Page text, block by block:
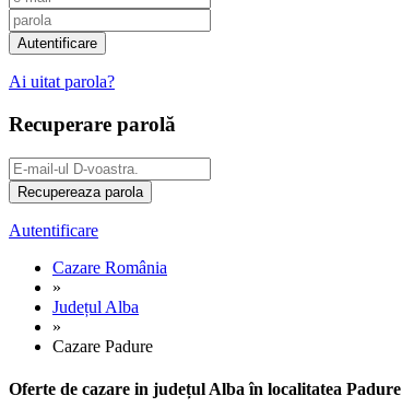
Ai uitat parola?
Recuperare parolă
Autentificare
Cazare România
»
Județul Alba
»
Cazare Padure
Oferte de cazare in județul Alba în localitatea Padure